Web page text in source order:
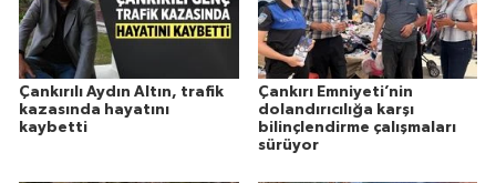
Çankırılı Aydın Altın, trafik
kazasında hayatını
kaybetti
Çankırı Emniyeti’nin
dolandırıcılığa karşı
bilinçlendirme çalışmaları
sürüyor